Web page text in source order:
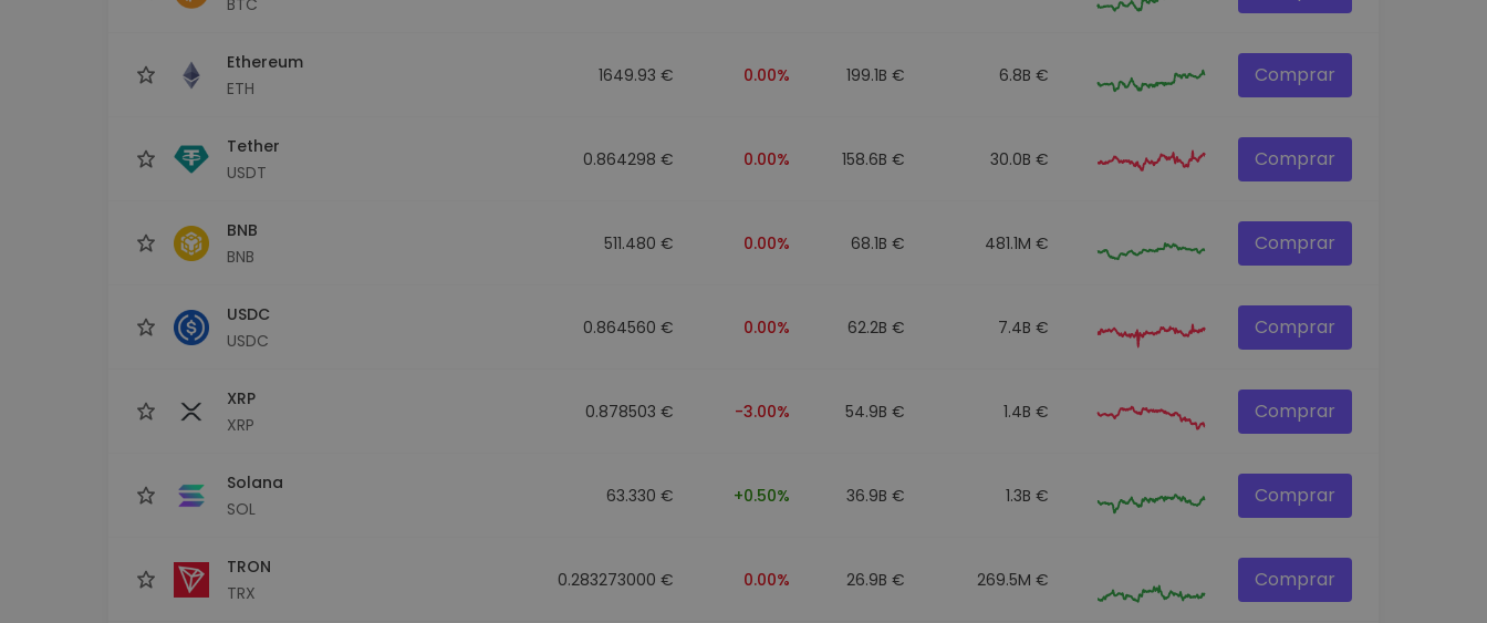
Ethereum
ETH
1649.93 € 0.00% 199.1B € 6.8B € Comprar
Tether
USDT
0.864298 € 0.00% 158.6B € 30.0B € Comprar
BNB
BNB
511.480 € 0.00% 68.1B € 481.1M € Comprar
USDC
USDC
0.864560 € 0.00% 62.2B € 7.4B € Comprar
XRP
XRP
0.878503 € -3.00% 54.9B € 1.4B € Comprar
Solana
SOL
63.330 € +0.50% 36.9B € 1.3B € Comprar
TRON
TRX
0.283273000 € 0.00% 26.9B € 269.5M € Comprar